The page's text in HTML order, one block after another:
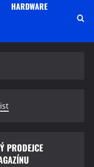
HARDWARE
PRODEJCE